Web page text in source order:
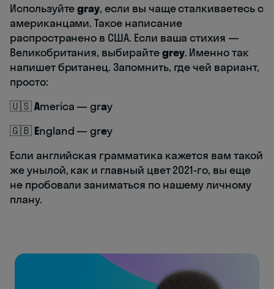
Используйтеgray, если вы чаще сталкиваетесь с
американцами. Такое написание
распространено в США. Если ваша стихия —
Великобритания, выбирайтеgrey. Именно так
напишет британец. Запомнить, где чей вариант,
просто:
🇺🇸America — gray
🇬🇧 England — grey
Если английская грамматика кажется вам такой
же унылой, как и главный цвет 2021-го, вы еще
не пробовали заниматься по нашему личному
плану.